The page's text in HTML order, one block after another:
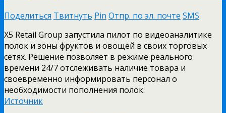
Поделиться Твитнуть Pin Отпр. по эл. почте SMS
X5 Retail Group запустила пилот по видеоаналитике
полок и зоны фруктов и овощей в своих торговых
сетях. Решение позволяет в режиме реального
времени 24/7 отслеживать наличие товара и
своевременно информировать персонал о
необходимости пополнения полок.
Источник